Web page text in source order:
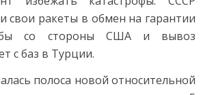
свои ракеты в обмен на гарантии
со стороны США и вывоз
с баз в Турции.
полоса новой относительной